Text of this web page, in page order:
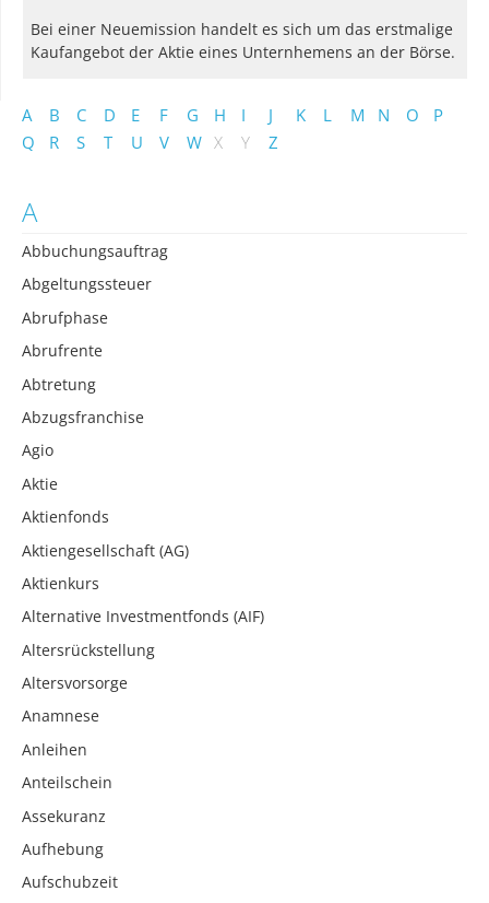
A B C D E F G H I J K L M N O
P
Q
R S T U V W X Y Z
A
Abbuchungsauftrag
Abgeltungssteuer
Abrufphase
Abrufrente
Abtretung
Abzugsfranchise
Agio
Aktie
Aktienfonds
Aktiengesellschaft (AG)
Aktienkurs
Alternative Investmentfonds (AIF)
Altersrückstellung
Altersvorsorge
Anamnese
Anleihen
Anteilschein
Assekuranz
Aufhebung
Aufschubzeit
Bei einer Neuemission handelt es sich um das erstmalige
Kaufangebot der Aktie eines Unternhemens an der Börse.